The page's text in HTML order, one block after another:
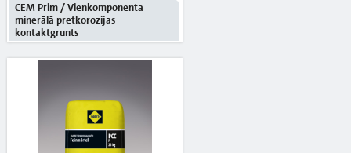
CEM Prim / Vienkomponenta
minerālā pretkorozijas
kontaktgrunts